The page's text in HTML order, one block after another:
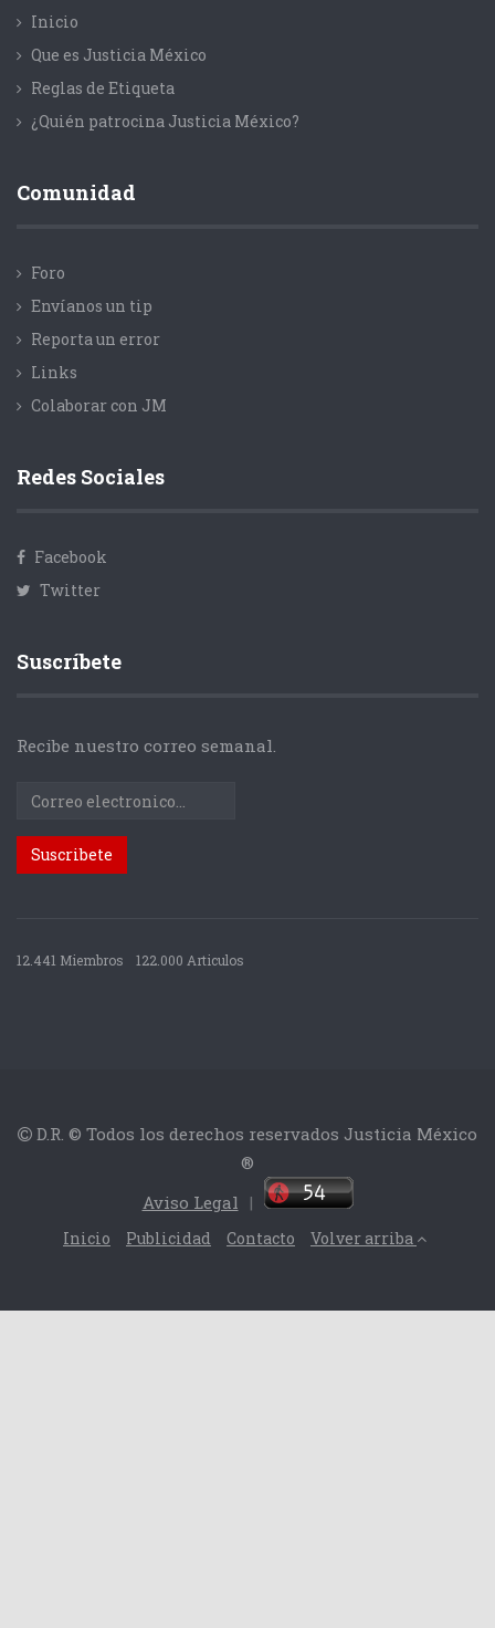
Inicio
Que es Justicia México
Reglas de Etiqueta
¿Quién patrocina Justicia México?
Comunidad
Foro
Envíanos un tip
Reporta un error
Links
Colaborar con JM
Redes Sociales
Facebook
Twitter
Suscríbete
Recibe nuestro correo semanal.
12.441 Miembros 122.000 Articulos
D.R. © Todos los derechos reservados Justicia México
®
Aviso Legal |
Inicio Publicidad Contacto Volver arriba